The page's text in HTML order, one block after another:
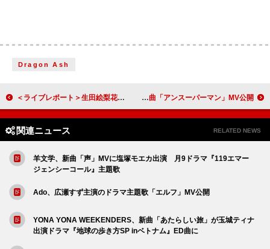
Dragon Ash
＜ライブレポート＞生田絵梨花、カバーや新曲を惜しみなく披露した初ビルボードライブ公演「ステージで聴いてもらう瞬間、報われる」 るぅと（すとぷり）、“挑戦”を優しく後押しする新曲「アンスーパーマン」MV公開
関連ニュース RELATED NEWS
羊文学、新曲「声」MVに塩塚モエカ出演 月9ドラマ『119エマー
ジェンシーコール』主題歌
Ado、広瀬すず主演のドラマ主題歌「エルフ」MV公開
YONA YONA WEEKENDERS、新曲「あたらしい旅」が玉城ティナ
出演ドラマ『地球の歩き方SP inベトナム』ED曲に